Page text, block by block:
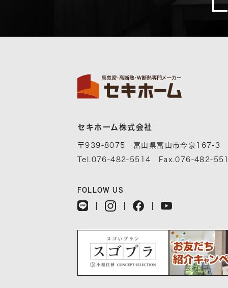
セキホーム株式会社
〒939-8075 富山県富山市今泉167-3
Tel.076-482-5514 Fax.076-482-
FOLLOW US